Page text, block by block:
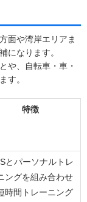
面や湾岸エリアま
になります。
や、自転車・車・
す。
特徴
とパーソナルトレ
ングを組み合わせ
時間トレーニング